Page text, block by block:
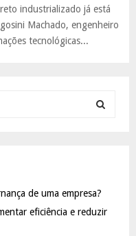
industrializado já está
Machado, engenheiro
tecnológicas...
R
de uma empresa?
eficiência e reduzir